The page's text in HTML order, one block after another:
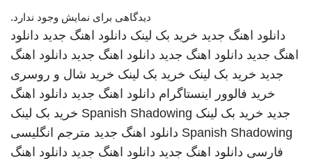
دیدگاهی برای نمایش وجود ندارد.
دانلود اهنگ جدید خرید بک لینک دانلود اهنگ جدید دانلود
اهنگ جدید دانلود اهنگ جدید دانلود اهنگ جدید دانلود اهنگ
جدید خرید بک لینک خرید بک لینک خرید شال و روسری
خرید فالوور اینستاگرام دانلود اهنگ جدید دانلود اهنگ
جدید خرید بک لینک Spanish Shadowing خرید بک لینک
Spanish Shadowing دانلود اهنگ جدید مترجم انگلیسی
فارسی دانلود اهنگ جدید دانلود اهنگ جدید دانلود اهنگ